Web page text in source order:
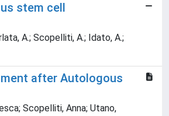
stem cell
A.; Scopelliti, A.; Idato, A.;
after Autologous
Scopelliti, Anna; Utano,